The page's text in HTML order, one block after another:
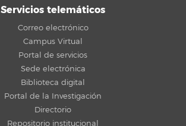
Servicios telemáticos
Correo electrónico
Campus Virtual
Portal de servicios
Sede electrónica
Biblioteca digital
Portal de la Investigación
Directorio
Repositorio institucional